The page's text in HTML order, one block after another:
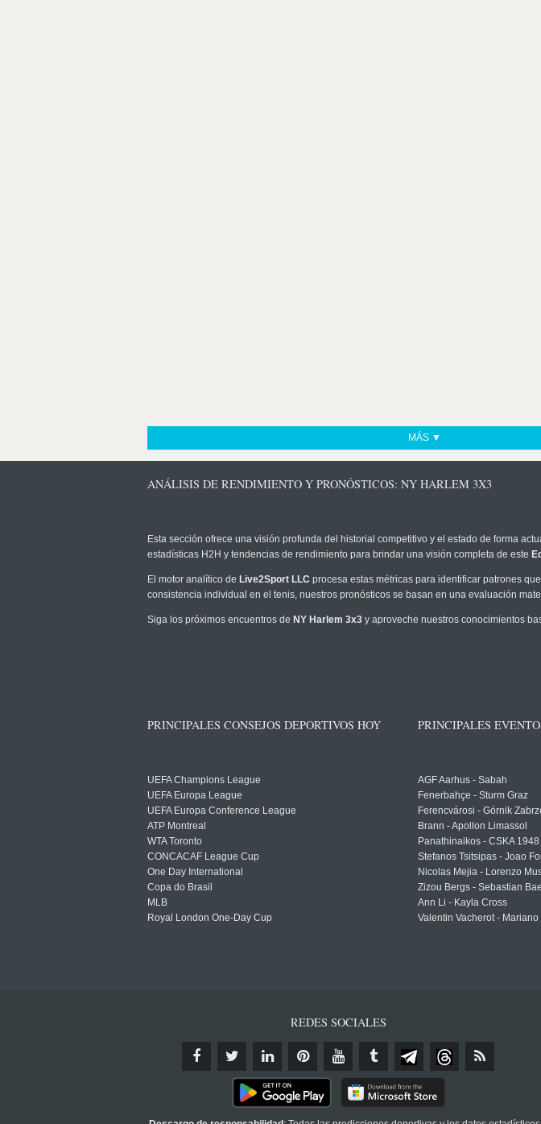
MÁS ▼
ANÁLISIS DE RENDIMIENTO Y PRONÓSTICOS: NY HARLEM 3X3
Esta sección ofrece una visión profunda del historial competitivo y el estado de forma
estadísticas H2H y tendencias de rendimiento para brindar una visión completa de este
El motor analítico de Live2Sport LLC procesa estas métricas para identificar patrones
consistencia individual en el tenis, nuestros pronósticos se basan en una evaluación
Siga los próximos encuentros de NY Harlem 3x3 y aproveche nuestros conocimientos
PRINCIPALES CONSEJOS DEPORTIVOS HOY
UEFA Champions League
UEFA Europa League
UEFA Europa Conference League
ATP Montreal
WTA Toronto
CONCACAF League Cup
One Day International
Copa do Brasil
MLB
Royal London One-Day Cup
PRINCIPALES
AGF Aarhus - Sabah
Fenerbahçe - Sturm Graz
Ferencvárosi - Górnik
Brann - Apollon Limassol
Panathinaikos - CSKA
Stefanos Tsitsipas - Joao
Nicolas Mejia - Lorenzo
Zizou Bergs - Sebastian
Ann Li - Kayla Cross
Valentin Vacherot - Mariano
REDES SOCIALES